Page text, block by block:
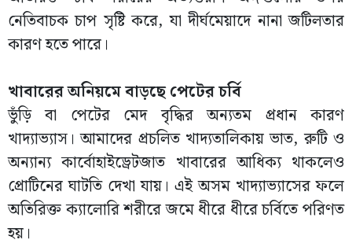
নেতিবাচক চাপ সৃষ্টি করে, যা দীর্ঘমেয়াদে নানা জটিলতার
কারণ হতে পারে।
খাবারের অনিয়মে বাড়ছে পেটের চর্বি
ভুঁড়ি বা পেটের মেদ বৃদ্ধির অন্যতম প্রধান কারণ
খাদ্যাভ্যাস। আমাদের প্রচলিত খাদ্যতালিকায় ভাত, রুটি ও
অন্যান্য কার্বোহাইড্রেটজাত খাবারের আধিক্য থাকলেও
প্রোটিনের ঘাটতি দেখা যায়। এই অসম খাদ্যাভ্যাসের ফলে
অতিরিক্ত ক্যালোরি শরীরে জমে ধীরে ধীরে চর্বিতে পরিণত
হয়।